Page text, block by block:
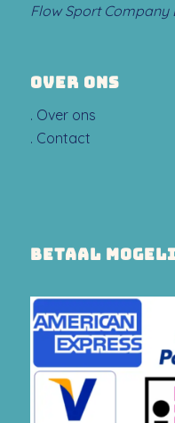
Flow Sport Company
OVER ONS
. Over ons
. Contact
BETAAL